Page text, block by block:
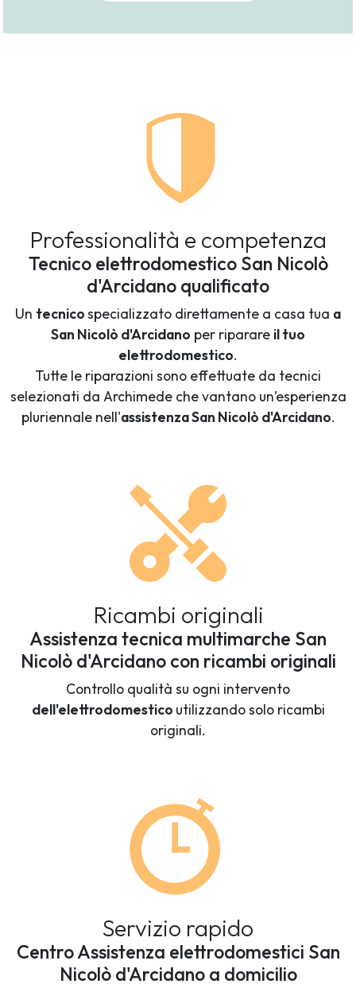
Professionalità e competenza
Tecnico elettrodomestico San Nicolò
d'Arcidano qualificato
Un tecnicospecializzato direttamente a casa tua a
San Nicolò d'Arcidano per riparare il tuo
elettrodomestico.
Tutte le riparazioni sono effettuate da tecnici
selezionati da Archimede che vantano un’esperienza
pluriennale nell'assistenza San Nicolò d'Arcidano.
Ricambi originali
Assistenza tecnica multimarche San
Nicolò d'Arcidano con ricambi originali
Controllo qualità su ogni intervento
dell'elettrodomestico utilizzando solo ricambi
originali.
Servizio rapido
Centro Assistenza elettrodomestici San
Nicolò d'Arcidano a domicilio